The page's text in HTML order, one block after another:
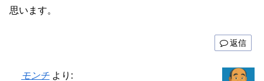
思います。
返信
モンチ より: